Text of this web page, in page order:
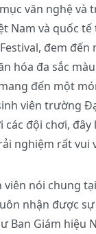
văn nghệ và
Nam và quốc
đem
hóa đa sắc
đến một
viên trường
đội chơi, đây
nghiệm rất vui
viên nói chung
nhận được
Ban Giám hiệu